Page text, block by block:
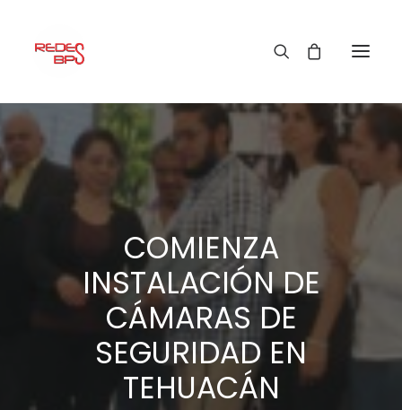
COMIENZA
INSTALACIÓN DE
CÁMARAS DE
SEGURIDAD EN
TEHUACÁN